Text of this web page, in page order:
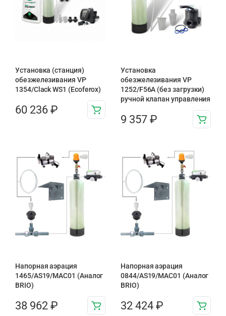
Установка (станция)
обезжелезивания VP
1354/Clack WS1 (Ecoferox)
60 236 ₽
Установка
обезжелезивания VP
1252/F56A (без загрузки)
ручной клапан управления
9 357 ₽
Напорная аэрация
1465/AS19/MAC01 (Аналог
BRIO)
38 962 ₽
Напорная аэрация
0844/AS19/MAC01 (Аналог
BRIO)
32 424 ₽